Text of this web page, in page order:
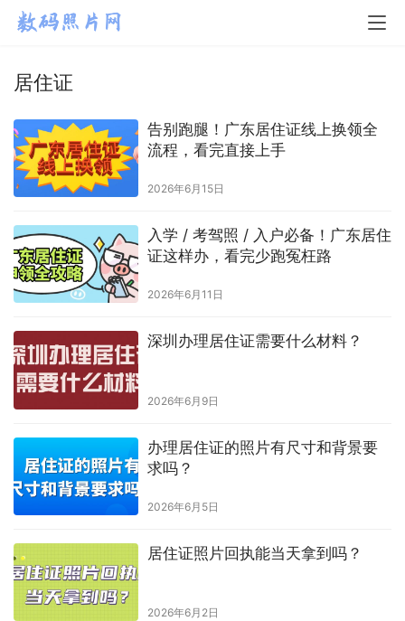
居住证
告别跑腿！广东居住证线上换领全
流程，看完直接上手
2026年6月15日
入学 / 考驾照 / 入户必备！广东居住
证这样办，看完少跑冤枉路
2026年6月11日
深圳办理居住证需要什么材料？
2026年6月9日
办理居住证的照片有尺寸和背景要
求吗？
2026年6月5日
居住证照片回执能当天拿到吗？
2026年6月2日